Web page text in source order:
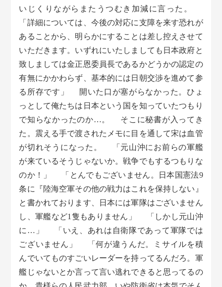
いじくりながらまたうつむき加減に言った。
「詳細については、今後の対応に支障を来す恐れが
あることから、明らかにすることは差し控えさせて
いただきます。いずれにいたしましても日本政府と
致しましては金正恩委員長であるかどうかの認定の
有無にかかわらず、基本的には日朝交渉を進めて参
る所存です」 開いた口が塞がらなかった。ひょ
っとして俺たちは日本という国を知っていたつもり
で知らなかったのか…。 そこに秘書が入ってき
た。震える手で渡されたメモに目を通して宋は血管
が切れそうになった。 「元山沖にお前らの軍艦
が来ているそうじゃないか。戦争でもするつもりな
のか！」 「とんでもございません。日本国憲法9
条に『陸海空軍その他の戦力はこれを保持しない』
と書かれております、日本には軍隊はございません
し、軍艦など1隻もありません」 「しかし元山沖
に…」 「いえ、あれは自衛隊であって軍隊では
ございません」 「何が違うんだ。ミサイルを積
んでいてものすごいレーダーを持ってるんだろ。軍
艦じゃないとか言って言い逃れできると思ってるの